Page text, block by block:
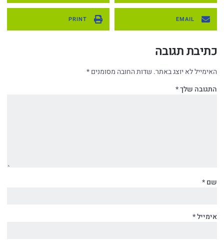
EMAIL
PRINT
כתיבת תגובה
האימייל לא יוצג באתר. שדות החובה מסומנים*
התגובה שלך*
שם*
אימייל*